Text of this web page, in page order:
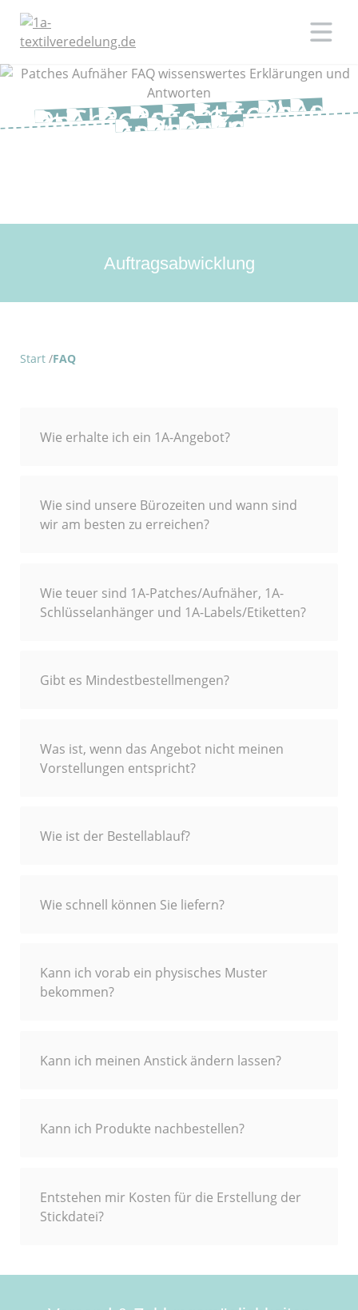
Auftragsabwicklung
Start FAQ
Wie erhalte ich ein 1A-Angebot?
Wie sind unsere Bürozeiten und wann sind
wir am besten zu erreichen?
Wie teuer sind 1A-Patches/Aufnäher, 1A-
Schlüsselanhänger und 1A-Labels/Etiketten?
Gibt es Mindestbestellmengen?
Was ist, wenn das Angebot nicht meinen
Vorstellungen entspricht?
Wie ist der Bestellablauf?
Wie schnell können Sie liefern?
Kann ich vorab ein physisches Muster
bekommen?
Kann ich meinen Anstick ändern lassen?
Kann ich Produkte nachbestellen?
Entstehen mir Kosten für die Erstellung der
Stickdatei?